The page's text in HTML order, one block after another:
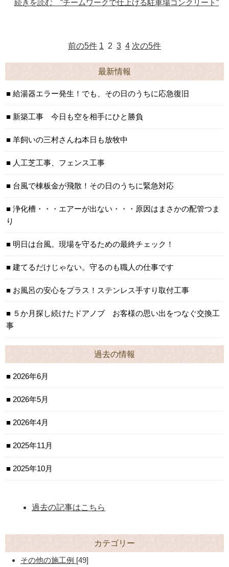
続きを読む "チームワークで仕上げる駐車場コンクリート"
前の5件 1 2 3 4 次の5件
最新情報
給湯器エラー発生！でも、その日のうちに応急復旧
新築工事 今日も空を相手にひと勝負
羊飼いの三村さんね本日も放牧中
人工芝工事、フェンス工事
台風で棟板金が飛散！その日のうちに緊急対応
浄化槽・・・エアーが出ない・・・原因はまさかの配管つま
り
明日は台風。現場を守るための最終チェック！
建てるだけじゃない。守るのも職人の仕事です
お風呂の安心をプラス！ステンレス手すり取付工事
５か月探し続けたドアノブ お客様の思い出をつなぐ交換工
事
過去の情報
2026年6月
2026年5月
2026年4月
2025年11月
2025年10月
過去の記事はこちら
カテゴリー
その他の施工例 [49]